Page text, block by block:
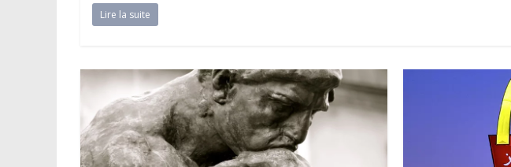
Lire la suite